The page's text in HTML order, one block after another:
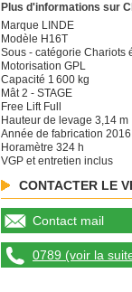
Plus d'informations sur
Marque LINDE
Modèle H16T
Sous - catégorie Chariots
Motorisation GPL
Capacité 1 600 kg
Mât 2 - STAGE
Free Lift Full
Hauteur de levage 3,14 m
Année de fabrication 2016
Horamètre 324 h
VGP et entretien inclus
CONTACTER LE
Contact mail
0789 (voir la